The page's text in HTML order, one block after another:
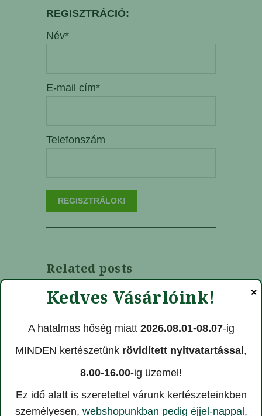
REGISZTRÁCIÓ:
Név*
E-mail cím*
Telefonszám
Related posts
Itt a tavasz! Hatalmas, friss
✕
Kedves Vásárlóink!
A hatalmas hőség miatt 2026.08.01-08.07-ig
MINDEN kertészetünk rövidített nyitvatartással,
8.00-16.00-ig üzemel!
Ez idő alatt is szeretettel várunk kertészeteinkben
személyesen, webshopunkban pedig éjjel-nappal,